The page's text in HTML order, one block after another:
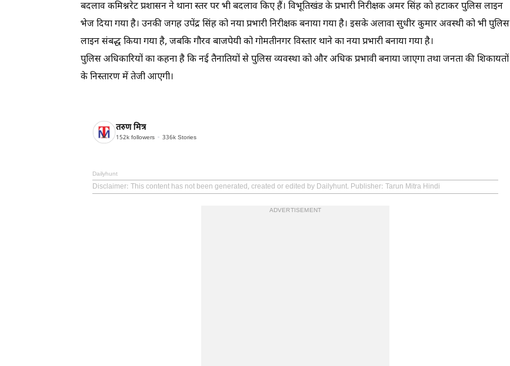
बदलाव कमिश्नरेट प्रशासन ने थाना स्तर पर भी बदलाव किए हैं। विभूतिखंड के प्रभारी निरीक्षक अमर सिंह को हटाकर पुलिस लाइन
भेज दिया गया है। उनकी जगह उपेंद्र सिंह को नया प्रभारी निरीक्षक बनाया गया है। इसके अलावा सुधीर कुमार अवस्थी को भी पुलिस
लाइन संबद्ध किया गया है, जबकि गौरव बाजपेयी को गोमतीनगर विस्तार थाने का नया प्रभारी बनाया गया है।
पुलिस अधिकारियों का कहना है कि नई तैनातियों से पुलिस व्यवस्था को और अधिक प्रभावी बनाया जाएगा तथा जनता की शिकायतों
के निस्तारण में तेजी आएगी।
तरुण मित्र
152k followers 336k Stories
Dailyhunt
Disclaimer: This content has not been generated, created or edited by Dailyhunt. Publisher: Tarun Mitra Hindi
ADVERTISEMENT